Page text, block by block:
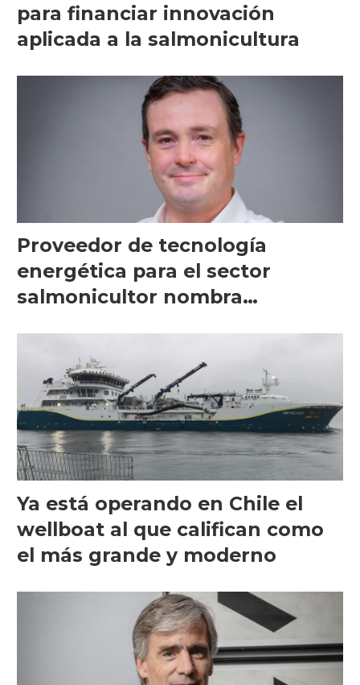
para financiar innovación
aplicada a la salmonicultura
Proveedor de tecnología
energética para el sector
salmonicultor nombra
Ya está operando en Chile el
wellboat al que califican como
el más grande y moderno